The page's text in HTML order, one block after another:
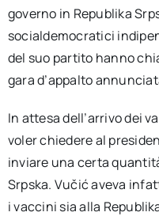
governo in Republika
socialdemocratici
del suo partito hanno
gara d’appalto
In attesa dell’arrivo dei
voler chiedere al
inviare una certa
Srpska. Vučić aveva
i vaccini sia alla